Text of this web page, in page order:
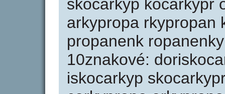
skocarkyp kocarkypr
arkypropa rkypropan
propanenk ropanenky
10znakové:
iskocarkyp